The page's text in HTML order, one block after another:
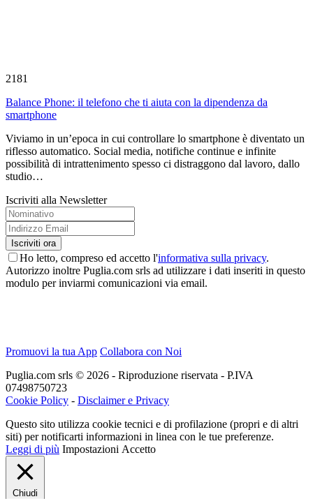
2181
Balance Phone: il telefono che ti aiuta con la dipendenza da
smartphone
Viviamo in un’epoca in cui controllare lo smartphone è diventato un
riflesso automatico. Social media, notifiche continue e infinite
possibilità di intrattenimento spesso ci distraggono dal lavoro, dallo
studio…
Iscriviti alla Newsletter
Ho letto, compreso ed accetto l'informativa sulla privacy.
Autorizzo inoltre Puglia.com srls ad utilizzare i dati inseriti in questo
modulo per inviarmi comunicazioni via email.
Promuovi la tua App Collabora con Noi
Puglia.com srls © 2026 - Riproduzione riservata - P.IVA
07498750723
Cookie Policy - Disclaimer e Privacy
Questo sito utilizza cookie tecnici e di profilazione (propri e di altri
siti) per notificarti informazioni in linea con le tue preferenze.
Leggi di più Impostazioni Accetto
Chiudi